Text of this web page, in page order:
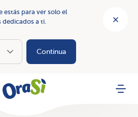
estás para ver solo el
a ti.
Continua
OraSì Menu